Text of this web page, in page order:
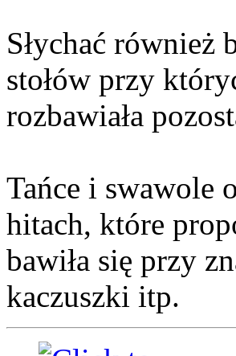
Słychać również
stołów przy
rozbawiała
Tańce i swawole
hitach, które
bawiła się przy
kaczuszki itp.